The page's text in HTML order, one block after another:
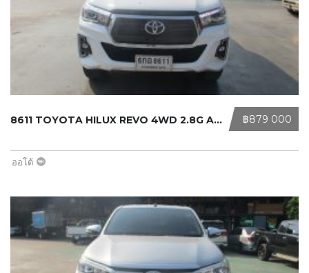
‎฿879 000
8611 TOYOTA HILUX REVO 4WD 2.8G AT ...
ออโต้